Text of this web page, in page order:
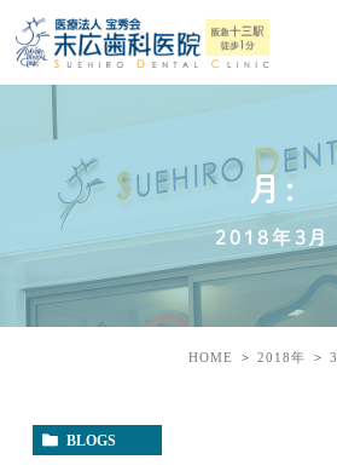
月:
2018年3月
HOME 2018年 3
BLOGS